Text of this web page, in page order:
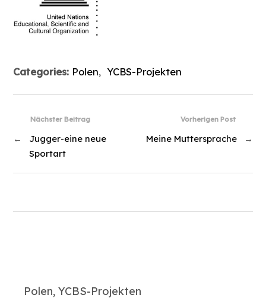
Categories: Polen, YCBS-Projekten
Vorherigen Post
Meine Muttersprache →
Nächster Beitrag
←
Jugger-eine neue
Sportart
Polen, YCBS-Projekten